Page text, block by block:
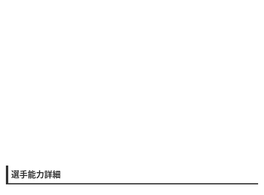
選手能力詳細